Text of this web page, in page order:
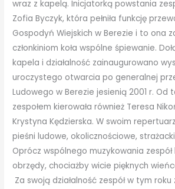
wraz z kapelą. Inicjatorką powstania
Zofia Byczyk, która pełniła funkcję
Gospodyń Wiejskich w Berezie i to ona
członkiniom koła wspólne śpiewanie.
kapela i działalność zainaugurowano
uroczystego otwarcia po generalnej
Ludowego w Berezie jesienią 2001 r. Od
zespołem kierowała również Teresa
Krystyna Kędzierska. W swoim
pieśni ludowe, okolicznościowe,
Oprócz wspólnego muzykowania
obrzędy, chociażby wicie pięknych
Za swoją działalność zespół w tym roku